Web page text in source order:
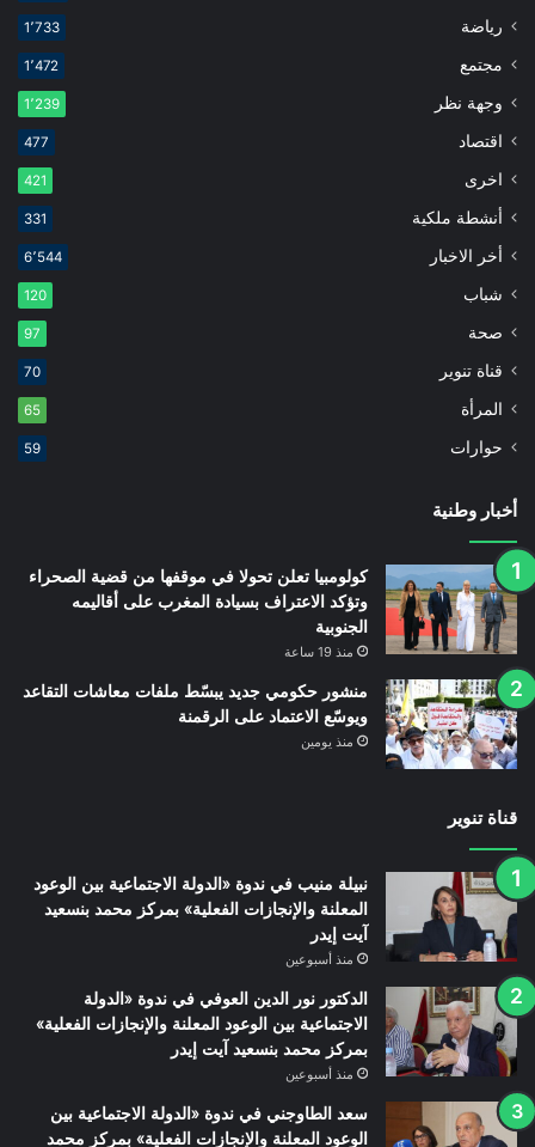
رياضة 1٬733
مجتمع 1٬472
وجهة نظر 1٬239
اقتصاد 477
اخرى 421
أنشطة ملكية 331
أخر الاخبار 6٬544
شباب 120
صحة 97
قناة تنوير 70
المرأة 65
حوارات 59
أخبار وطنية
كولومبيا تعلن تحولا في موقفها من قضية الصحراء
وتؤكد الاعتراف بسيادة المغرب على أقاليمه
الجنوبية
منذ 19 ساعة
منشور حكومي جديد يبسّط ملفات معاشات التقاعد
ويوسّع الاعتماد على الرقمنة
منذ يومين
قناة تنوير
نبيلة منيب في ندوة «الدولة الاجتماعية بين الوعود
المعلنة والإنجازات الفعلية» بمركز محمد بنسعيد
آيت إيدر
منذ أسبوعين
الدكتور نور الدين العوفي في ندوة «الدولة
الاجتماعية بين الوعود المعلنة والإنجازات الفعلية»
بمركز محمد بنسعيد آيت إيدر
منذ أسبوعين
سعد الطاوجني في ندوة «الدولة الاجتماعية بين
الوعود المعلنة والإنجازات الفعلية» بمركز محمد